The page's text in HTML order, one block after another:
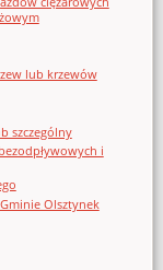
lub krzewów
szczególny
i
Olsztynek